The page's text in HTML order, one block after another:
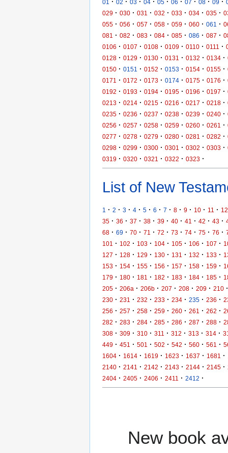
01 02 03 04 05 06 07 08 09
029 · 030 · 031 · 032 · 033 · 034 · 035 ·
055 · 056 · 057 · 058 · 059 · 060 · 061 ·
081
· 082 · 083 · 084 · 085 · 086 · 087 ·
0106 · 0107 · 0108 · 0109 · 0110 · 0111 ·
0128 · 0129 · 0130 · 0131 · 0132 · 0134 ·
0150 · 0151 · 0152 · 0153 · 0154 · 0155 ·
0171
· 0172 · 0173 · 0174 · 0175 · 0176 ·
0192 · 0193 · 0194 · 0195 · 0196 · 0197 ·
0213 · 0214 · 0215 · 0216 · 0217 · 0218 ·
0235 · 0236 · 0237 · 0238 · 0239 · 0240 ·
0256 · 0257 · 0258 · 0259 · 0260 · 0261 ·
0277 · 0278 · 0279 · 0280 · 0281 · 0282 ·
0298 · 0299 · 0300 · 0301 · 0302 · 0303 ·
0319 · 0320 · 0321 · 0322 · 0323 ·
List of New
1 · 2 · 3 · 4 · 5 · 6 · 7 · 8 · 9 · 10 · 11 · 12
35 · 36 · 37 · 38 · 39 · 40 · 41 · 42 · 43 ·
68 · 69 · 70 · 71 · 72 · 73 · 74 · 75 · 76 ·
101
· 102 · 103 · 104 · 105 · 106 · 107 ·
127 · 128 · 129 · 130 · 131 · 132 · 133 ·
153 · 154 · 155 · 156 · 157 · 158 · 159 ·
179 · 180 · 181 · 182 · 183 · 184 · 185 ·
205 · 206a · 206b · 207 · 208 · 209 · 210 ·
230 · 231 · 232 · 233 · 234 · 235 · 236 ·
256 · 257 · 258 · 259 · 260 · 261 · 262 ·
282 · 283 · 284 · 285 · 286 · 287 · 288 ·
308 · 309 · 310 · 311 · 312 · 313 · 314 ·
449 · 451 · 501 · 502 · 542 · 560 · 561 ·
1604 · 1614 · 1619 · 1623 · 1637 · 1681 ·
2140 · 2141 · 2142 · 2143 · 2144 · 2145 ·
2404 · 2405 · 2406 · 2411 · 2412 ·
New book